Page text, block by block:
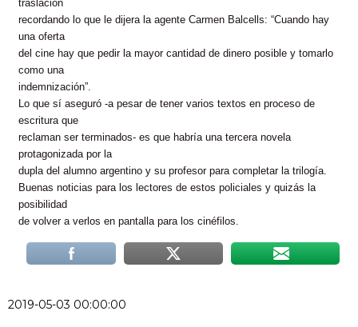
traslación
recordando lo que le dijera la agente Carmen Balcells: “Cuando hay
una oferta
del cine hay que pedir la mayor cantidad de dinero posible y tomarlo
como una
indemnización”.
Lo que sí aseguró -a pesar de tener varios textos en proceso de
escritura que
reclaman ser terminados- es que habría una tercera novela
protagonizada por la
dupla del alumno argentino y su profesor para completar la trilogía.
Buenas noticias para los lectores de estos policiales y quizás la
posibilidad
de volver a verlos en pantalla para los cinéfilos.
2019-05-03 00:00:00